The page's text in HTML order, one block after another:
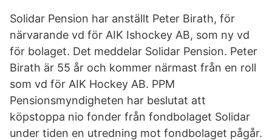
Solidar Pension har anställt Peter Birath, för
närvarande vd för AIK Ishockey AB, som ny vd
för bolaget. Det meddelar Solidar Pension. Peter
Birath är 55 år och kommer närmast från en roll
som vd för AIK Hockey AB. PPM
Pensionsmyndigheten har beslutat att
köpstoppa nio fonder från fondbolaget Solidar
under tiden en utredning mot fondbolaget pågår.